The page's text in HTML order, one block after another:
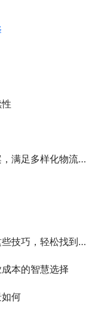
足多样化物流需求
松找到最佳合作伙伴！
本的智慧选择
何